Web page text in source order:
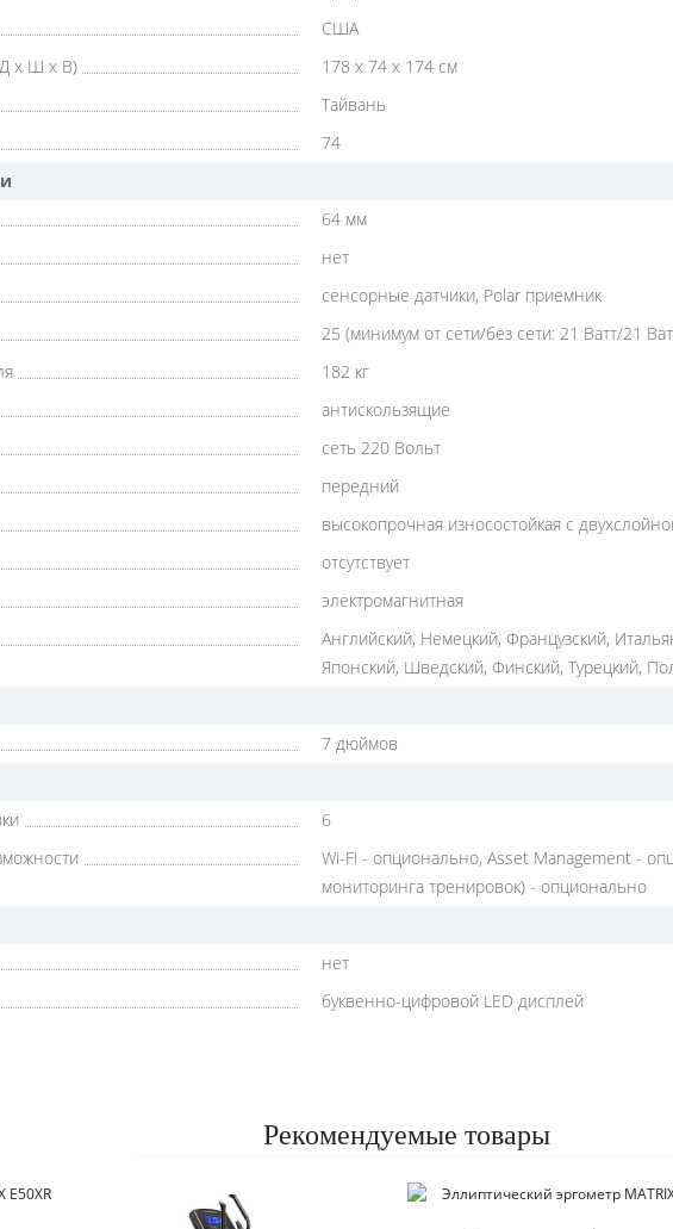
США
х Ш х В)
178 x 74 x 174 см
Тайвань
74
64 мм
нет
сенсорные датчики, Polar приемник
25 (минимум от сети/без сети: 21 Ватт/21
182 кг
антискользящие
сеть 220 Вольт
передний
высокопрочная износостойкая с
отсутствует
электромагнитная
Английский, Немецкий, Французский,
Японский, Шведский, Финский, Турецкий,
7 дюймов
6
Wi-Fi - опционально, Asset Management -
мониторинга тренировок) - опционально
нет
буквенно-цифровой LED дисплей
Рекомендуемые товары